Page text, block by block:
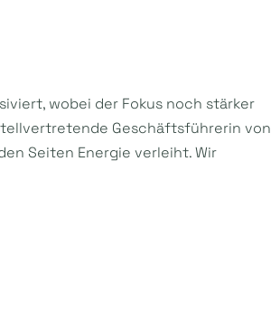
wobei der Fokus noch stärker
Geschäftsführerin von
Seiten Energie verleiht. Wir